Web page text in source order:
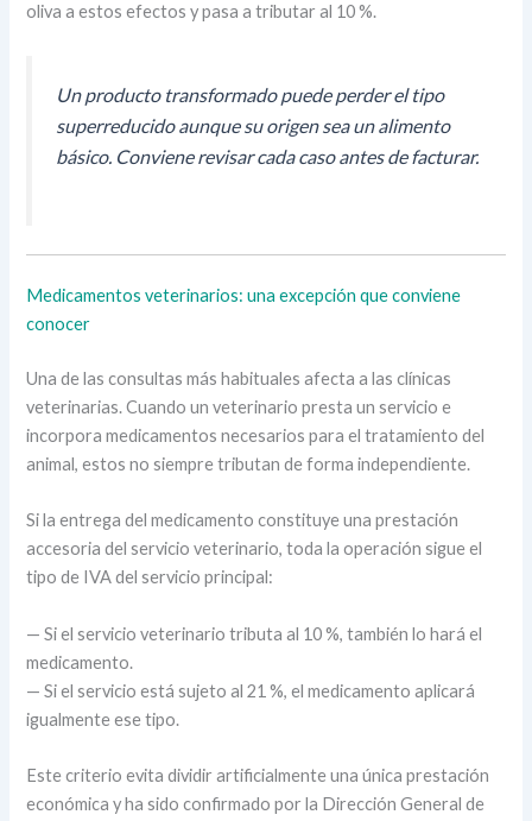
oliva a estos efectos y pasa a tributar al 10 %.
Un producto transformado puede perder el tipo
superreducido aunque su origen sea un alimento
básico. Conviene revisar cada caso antes de facturar.
Medicamentos veterinarios: una excepción que conviene
conocer
Una de las consultas más habituales afecta a las clínicas
veterinarias. Cuando un veterinario presta un servicio e
incorpora medicamentos necesarios para el tratamiento del
animal, estos no siempre tributan de forma independiente.
Si la entrega del medicamento constituye una prestación
accesoria del servicio veterinario, toda la operación sigue el
tipo de IVA del servicio principal:
— Si el servicio veterinario tributa al 10 %, también lo hará el
medicamento.
— Si el servicio está sujeto al 21 %, el medicamento aplicará
igualmente ese tipo.
Este criterio evita dividir artificialmente una única prestación
económica y ha sido confirmado por la Dirección General de